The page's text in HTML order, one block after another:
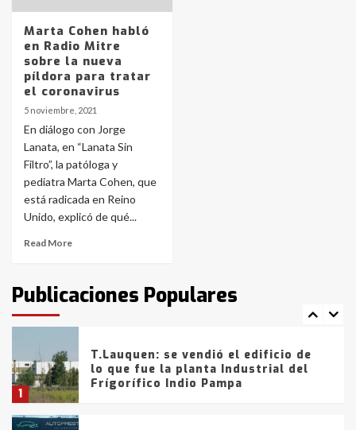
Marta Cohen habló
en Radio Mitre
sobre la nueva
píldora para tratar
el coronavirus
5 noviembre, 2021
En diálogo con Jorge
Lanata, en “Lanata Sin
Filtro”, la patóloga y
pediatra Marta Cohen, que
está radicada en Reino
Unido, explicó de qué...
Read More
Publicaciones Populares
4
Accidente en Ruta 5: falleció un
joven de Trenque Lauquen
5
Los precios de los combustibles en
La Pampa, desde YPF hasta Axion
entre 857 a 1338 pesos
6
La Bolsa de Cereales de Bahía
Blanca anticipa que Agosto vendrá
con lluvias y heladas, en gran parte
de la provincia
fueron detenidos por
comercialización de drogas en la
tarde del sábado
1
T.Lauquen: se vendió el edificio de
lo que fue la planta Industrial del
Frígorífico Indio Pampa